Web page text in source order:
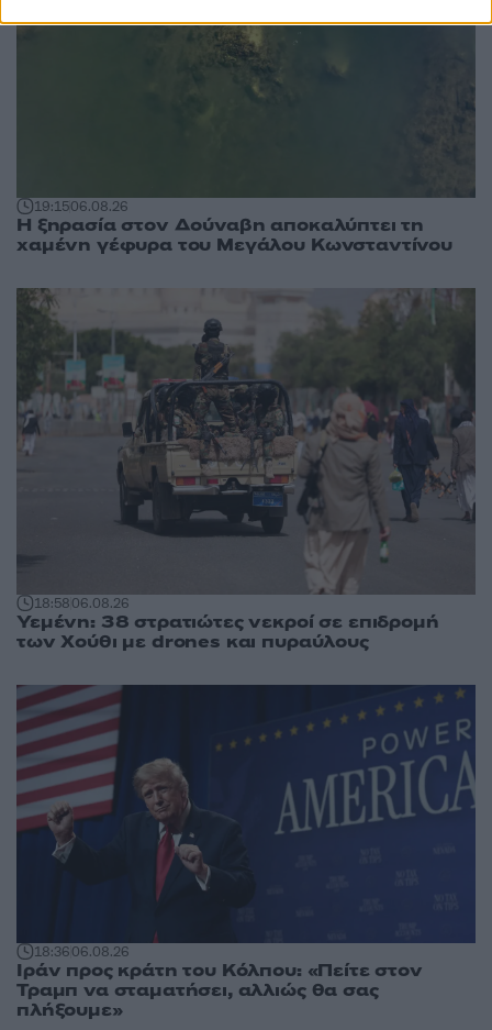
19:1506.08.26
Η ξηρασία στον Δούναβη αποκαλύπτει τη
χαμένη γέφυρα του Μεγάλου Κωνσταντίνου
18:5806.08.26
Υεμένη: 38 στρατιώτες νεκροί σε επιδρομή
των Χούθι με drones και πυραύλους
18:3606.08.26
Ιράν προς κράτη του Κόλπου: «Πείτε στον
Τραμπ να σταματήσει, αλλιώς θα σας
πλήξουμε»